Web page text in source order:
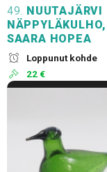
49. NUUTAJÄRVI
NÄPPYLÄKULHO,
SAARA HOPEA
Loppunut kohde
22 €